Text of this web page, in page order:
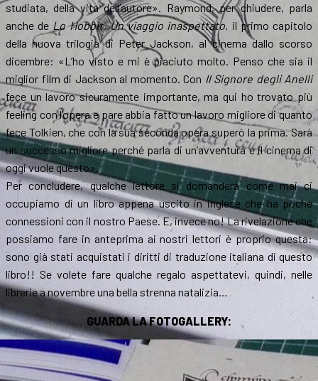
studiata, della vita dell’autore». Raymond, per chiudere, parla
anche de Lo Hobbit: Un viaggio inaspettato, il primo capitolo
della nuova trilogia di Peter Jackson, al cinema dallo scorso
dicembre: «L’ho visto e mi è piaciuto molto. Penso che sia il
miglior film di Jackson al momento. Con Il Signore degli Anelli
fece un lavoro sicuramente importante, ma qui ho trovato più
feeling con l’opera e pare abbia fatto un lavoro migliore di quanto
fece Tolkien, che con la sua seconda opera superò la prima. Sarà
un successo migliore perché parla di un’avventura e il cinema di
oggi vuole questo».
Per concludere, qualche lettore si domanderà come mai ci
occupiamo di un libro appena uscito in inglese che ha poche
connessioni con il nostro Paese. E, invece no! La rivelazione che
possiamo fare in anteprima ai nostri lettori è proprio questa:
sono già stati acquistati i diritti di traduzione italiana di questo
libro!! Se volete fare qualche regalo aspettatevi, quindi, nelle
librerie a novembre una bella strenna natalizia…
GUARDA LA FOTOGALLERY: